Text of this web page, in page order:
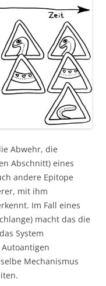
Abwehr, die
Abschnitt) eines
andere Epitope
mit ihm
Im Fall eines
macht das die
System
Mechanismus